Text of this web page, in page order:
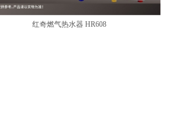
红奇燃气热水器 HR608